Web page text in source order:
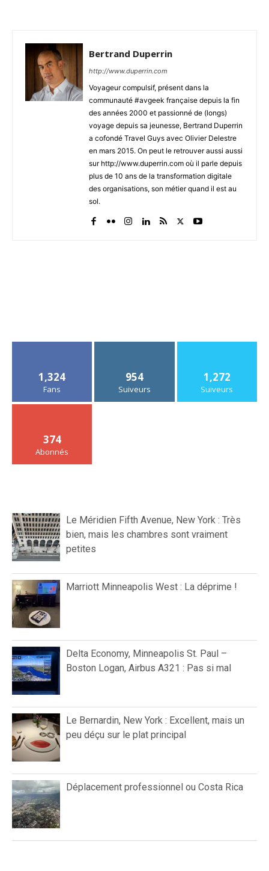
Bertrand Duperrin
http://www.duperrin.com
Voyageur compulsif, présent dans la
communauté #avgeek française depuis la fin
des années 2000 et passionné de (longs)
voyage depuis sa jeunesse, Bertrand Duperrin
a cofondé Travel Guys avec Olivier Delestre
en mars 2015. On peut le retrouver aussi aussi
sur http://www.duperrin.com où il parle depuis
plus de 10 ans de la transformation digitale
des organisations, son métier quand il est au
sol.
1,324
Fans
954
Suiveurs
1,272
Suiveurs
374
Abonnés
Le Méridien Fifth Avenue, New York : Très
bien, mais les chambres sont vraiment
petites
Marriott Minneapolis West : La déprime !
Delta Economy, Minneapolis St. Paul –
Boston Logan, Airbus A321 : Pas si mal
Le Bernardin, New York : Excellent, mais un
peu déçu sur le plat principal
Déplacement professionnel ou Costa Rica